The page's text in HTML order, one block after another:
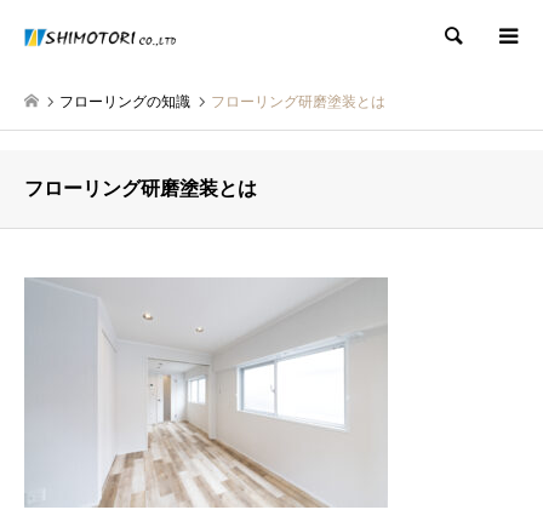
検索
フローリングの知識 フローリング研磨塗装とは
フローリング研磨塗装とは